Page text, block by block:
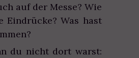
auf der Messe? Wie
Eindrücke? Was hast
du nicht dort warst: